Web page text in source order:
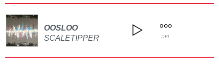
OOSLOO
SCALETIPPER
DEL